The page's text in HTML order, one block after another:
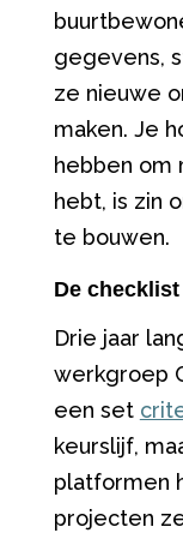
gegevens,
ze nieuwe
maken. Je
hebben om
hebt, is zin
te bouwen.
De
Drie jaar
werkgroep
een set
keurslijf,
platformen
projecten